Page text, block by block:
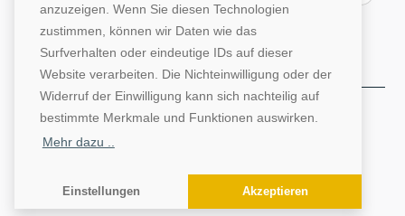
anzuzeigen. Wenn Sie diesen Technologien
zustimmen, können wir Daten wie das
Surfverhalten oder eindeutige IDs auf dieser
Website verarbeiten. Die Nichteinwilligung oder der
Widerruf der Einwilligung kann sich nachteilig auf
bestimmte Merkmale und Funktionen auswirken.
Mehr dazu ..
Einstellungen Akzeptieren
©1996-2026 Deutsche Hochschulwerbung und -
vertriebs GmbH. Alle Rechte vorbehalten.
Impressum Datenschutz